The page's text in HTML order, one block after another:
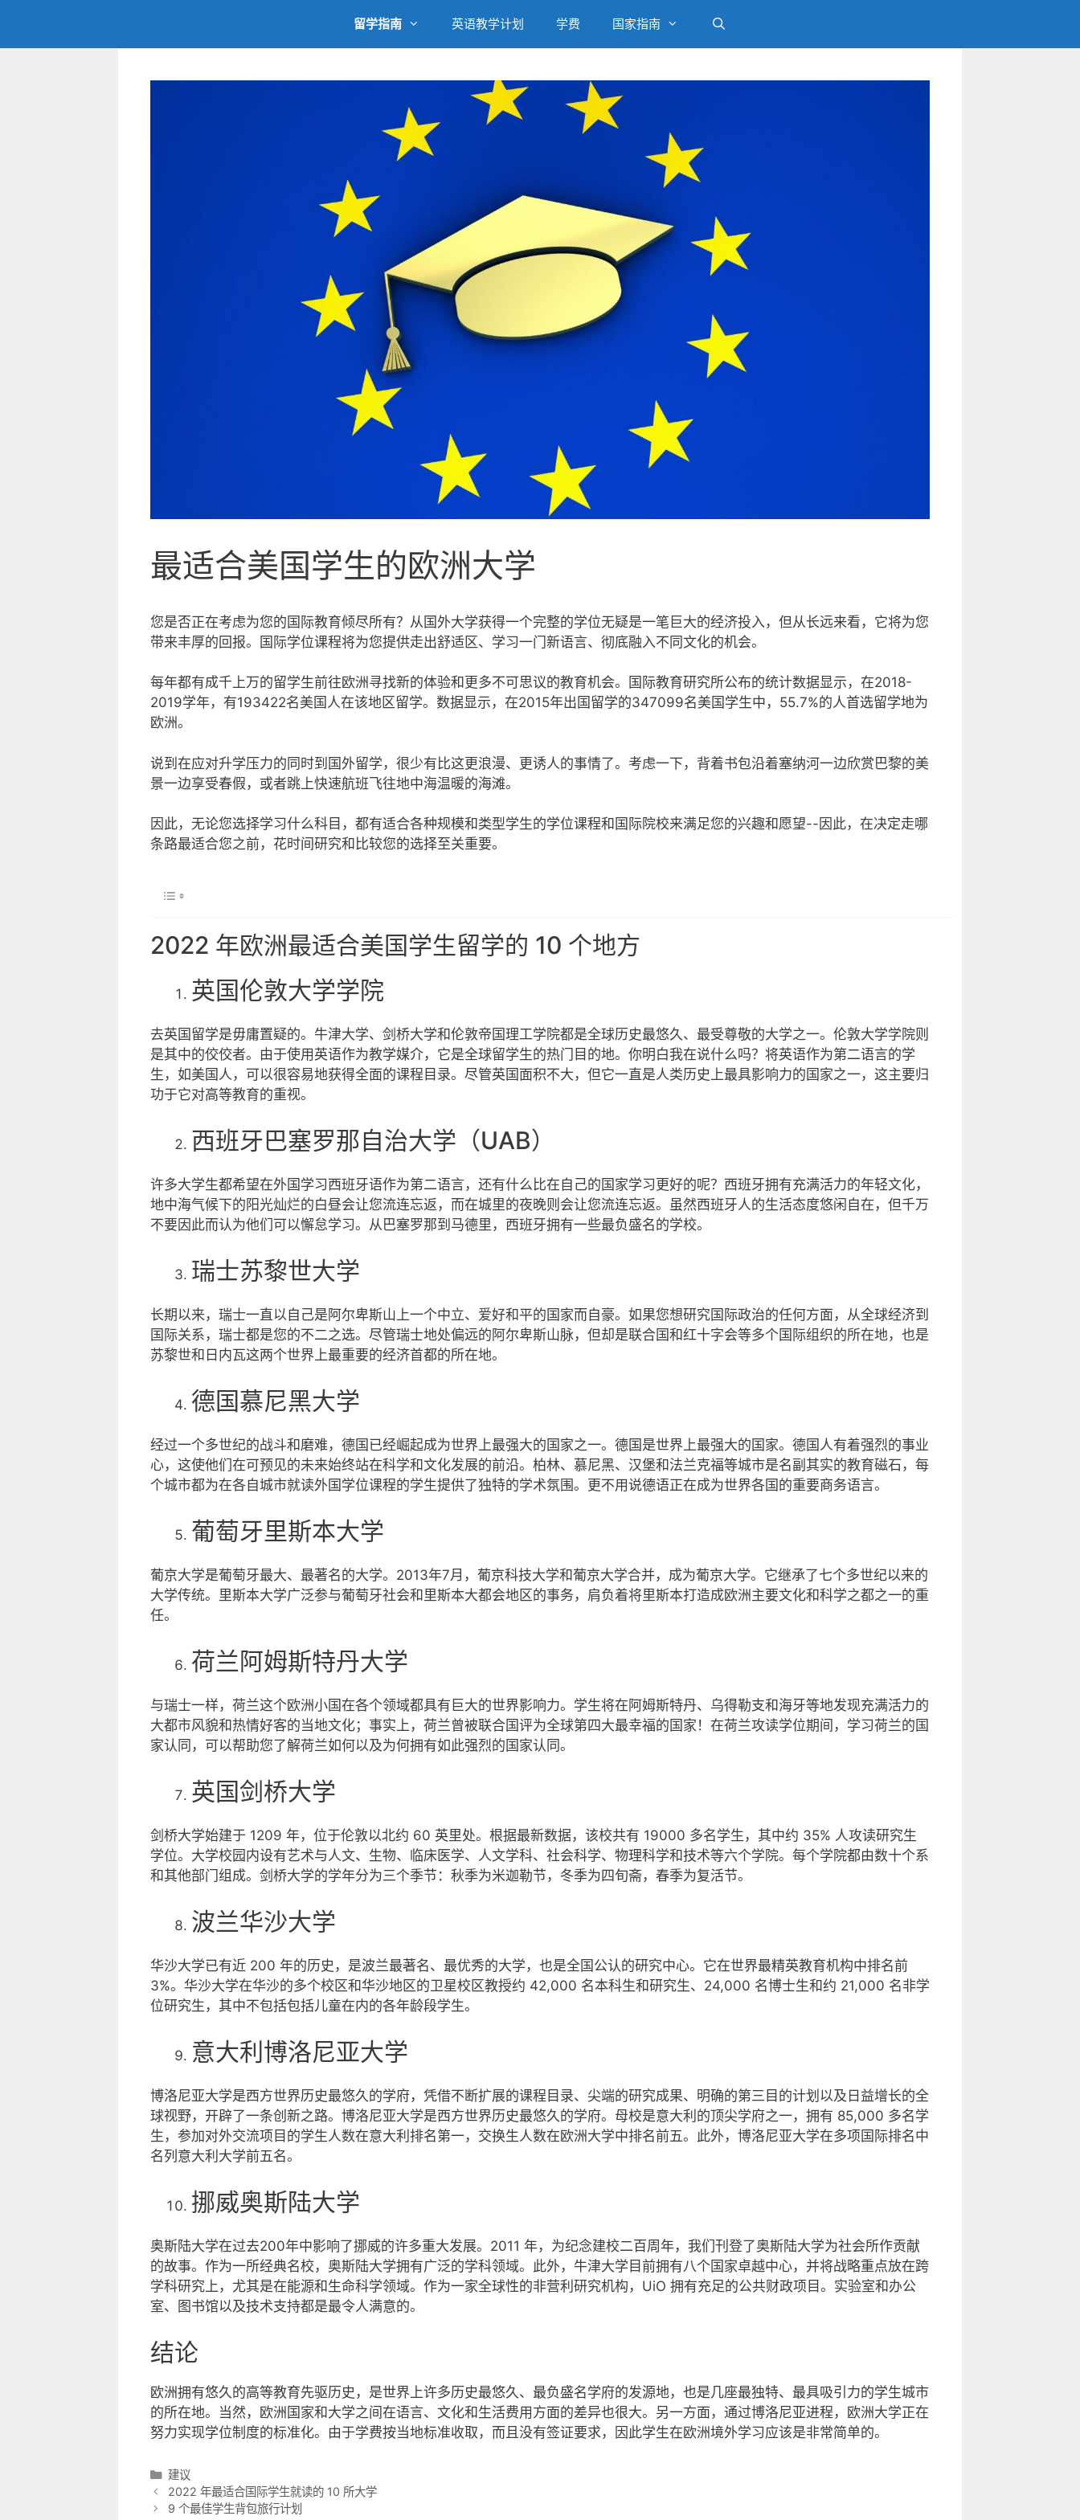
内
留学指南 英语教学计划 学费 国家指南
最适合美国学生的欧洲大学
您是否正在考虑为您的国际教育倾尽所有？从国外大学获得一个完整的学位无疑是一笔巨大的经济投入，但从长远来看，它将为您
带来丰厚的回报。国际学位课程将为您提供走出舒适区、学习一门新语言、彻底融入不同文化的机会。
每年都有成千上万的留学生前往欧洲寻找新的体验和更多不可思议的教育机会。国际教育研究所公布的统计数据显示，在2018-
2019学年，有193422名美国人在该地区留学。数据显示，在2015年出国留学的347099名美国学生中，55.7%的人首选留学地为
欧洲。
说到在应对升学压力的同时到国外留学，很少有比这更浪漫、更诱人的事情了。考虑一下，背着书包沿着塞纳河一边欣赏巴黎的美
景一边享受春假，或者跳上快速航班飞往地中海温暖的海滩。
因此，无论您选择学习什么科目，都有适合各种规模和类型学生的学位课程和国际院校来满足您的兴趣和愿望--因此，在决定走哪
条路最适合您之前，花时间研究和比较您的选择至关重要。
2022 年欧洲最适合美国学生留学的 10 个地方
英国伦敦大学学院
去英国留学是毋庸置疑的。牛津大学、剑桥大学和伦敦帝国理工学院都是全球历史最悠久、最受尊敬的大学之一。伦敦大学学院则
是其中的佼佼者。由于使用英语作为教学媒介，它是全球留学生的热门目的地。你明白我在说什么吗？将英语作为第二语言的学
生，如美国人，可以很容易地获得全面的课程目录。尽管英国面积不大，但它一直是人类历史上最具影响力的国家之一，这主要归
功于它对高等教育的重视。
西班牙巴塞罗那自治大学（UAB）
许多大学生都希望在外国学习西班牙语作为第二语言，还有什么比在自己的国家学习更好的呢？西班牙拥有充满活力的年轻文化，
地中海气候下的阳光灿烂的白昼会让您流连忘返，而在城里的夜晚则会让您流连忘返。虽然西班牙人的生活态度悠闲自在，但千万
不要因此而认为他们可以懈怠学习。从巴塞罗那到马德里，西班牙拥有一些最负盛名的学校。
瑞士苏黎世大学
长期以来，瑞士一直以自己是阿尔卑斯山上一个中立、爱好和平的国家而自豪。如果您想研究国际政治的任何方面，从全球经济到
国际关系，瑞士都是您的不二之选。尽管瑞士地处偏远的阿尔卑斯山脉，但却是联合国和红十字会等多个国际组织的所在地，也是
苏黎世和日内瓦这两个世界上最重要的经济首都的所在地。
德国慕尼黑大学
经过一个多世纪的战斗和磨难，德国已经崛起成为世界上最强大的国家之一。德国是世界上最强大的国家。德国人有着强烈的事业
心，这使他们在可预见的未来始终站在科学和文化发展的前沿。柏林、慕尼黑、汉堡和法兰克福等城市是名副其实的教育磁石，每
个城市都为在各自城市就读外国学位课程的学生提供了独特的学术氛围。更不用说德语正在成为世界各国的重要商务语言。
葡萄牙里斯本大学
葡京大学是葡萄牙最大、最著名的大学。2013年7月，葡京科技大学和葡京大学合并，成为葡京大学。它继承了七个多世纪以来的
大学传统。里斯本大学广泛参与葡萄牙社会和里斯本大都会地区的事务，肩负着将里斯本打造成欧洲主要文化和科学之都之一的重
任。
荷兰阿姆斯特丹大学
与瑞士一样，荷兰这个欧洲小国在各个领域都具有巨大的世界影响力。学生将在阿姆斯特丹、乌得勒支和海牙等地发现充满活力的
大都市风貌和热情好客的当地文化；事实上，荷兰曾被联合国评为全球第四大最幸福的国家！在荷兰攻读学位期间，学习荷兰的国
家认同，可以帮助您了解荷兰如何以及为何拥有如此强烈的国家认同。
英国剑桥大学
剑桥大学始建于 1209 年，位于伦敦以北约 60 英里处。根据最新数据，该校共有 19000 多名学生，其中约 35% 人攻读研究生
学位。大学校园内设有艺术与人文、生物、临床医学、人文学科、社会科学、物理科学和技术等六个学院。每个学院都由数十个系
和其他部门组成。剑桥大学的学年分为三个季节：秋季为米迦勒节，冬季为四旬斋，春季为复活节。
波兰华沙大学
华沙大学已有近 200 年的历史，是波兰最著名、最优秀的大学，也是全国公认的研究中心。它在世界最精英教育机构中排名前
3%。华沙大学在华沙的多个校区和华沙地区的卫星校区教授约 42,000 名本科生和研究生、24,000 名博士生和约 21,000 名非学
位研究生，其中不包括包括儿童在内的各年龄段学生。
意大利博洛尼亚大学
博洛尼亚大学是西方世界历史最悠久的学府，凭借不断扩展的课程目录、尖端的研究成果、明确的第三目的计划以及日益增长的全
球视野，开辟了一条创新之路。博洛尼亚大学是西方世界历史最悠久的学府。母校是意大利的顶尖学府之一，拥有 85,000 多名学
生，参加对外交流项目的学生人数在意大利排名第一，交换生人数在欧洲大学中排名前五。此外，博洛尼亚大学在多项国际排名中
名列意大利大学前五名。
挪威奥斯陆大学
奥斯陆大学在过去200年中影响了挪威的许多重大发展。2011 年，为纪念建校二百周年，我们刊登了奥斯陆大学为社会所作贡献
的故事。作为一所经典名校，奥斯陆大学拥有广泛的学科领域。此外，牛津大学目前拥有八个国家卓越中心，并将战略重点放在跨
学科研究上，尤其是在能源和生命科学领域。作为一家全球性的非营利研究机构，UiO 拥有充足的公共财政项目。实验室和办公
室、图书馆以及技术支持都是最令人满意的。
结论
欧洲拥有悠久的高等教育先驱历史，是世界上许多历史最悠久、最负盛名学府的发源地，也是几座最独特、最具吸引力的学生城市
的所在地。当然，欧洲国家和大学之间在语言、文化和生活费用方面的差异也很大。另一方面，通过博洛尼亚进程，欧洲大学正在
努力实现学位制度的标准化。由于学费按当地标准收取，而且没有签证要求，因此学生在欧洲境外学习应该是非常简单的。
分
类
建议
2022 年最适合国际学生就读的 10 所大学
9 个最佳学生背包旅行计划